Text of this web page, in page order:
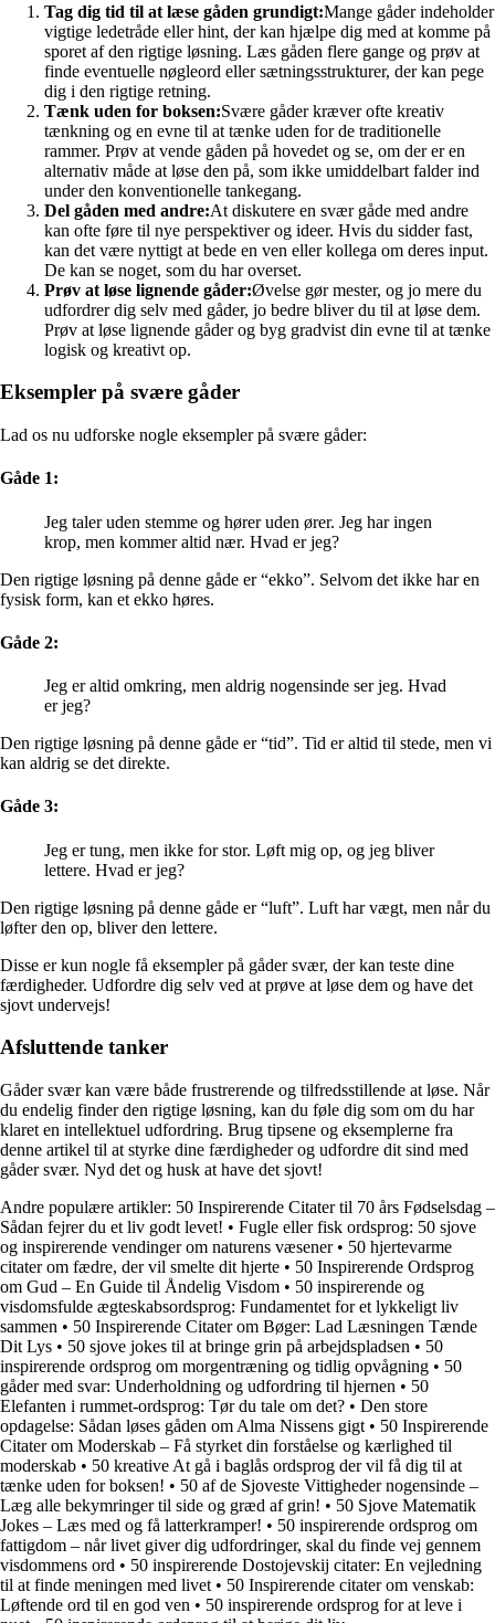
Tag dig tid til at læse gåden grundigt:Mange gåder indeholder
vigtige ledetråde eller hint, der kan hjælpe dig med at komme på
sporet af den rigtige løsning. Læs gåden flere gange og prøv at
finde eventuelle nøgleord eller sætningsstrukturer, der kan pege
dig i den rigtige retning.
Tænk uden for boksen:Svære gåder kræver ofte kreativ
tænkning og en evne til at tænke uden for de traditionelle
rammer. Prøv at vende gåden på hovedet og se, om der er en
alternativ måde at løse den på, som ikke umiddelbart falder ind
under den konventionelle tankegang.
Del gåden med andre:At diskutere en svær gåde med andre
kan ofte føre til nye perspektiver og ideer. Hvis du sidder fast,
kan det være nyttigt at bede en ven eller kollega om deres input.
De kan se noget, som du har overset.
Prøv at løse lignende gåder:Øvelse gør mester, og jo mere du
udfordrer dig selv med gåder, jo bedre bliver du til at løse dem.
Prøv at løse lignende gåder og byg gradvist din evne til at tænke
logisk og kreativt op.
Eksempler på svære gåder
Lad os nu udforske nogle eksempler på svære gåder:
Gåde 1:
Jeg taler uden stemme og hører uden ører. Jeg har ingen
krop, men kommer altid nær. Hvad er jeg?
Den rigtige løsning på denne gåde er “ekko”. Selvom det ikke har en
fysisk form, kan et ekko høres.
Gåde 2:
Jeg er altid omkring, men aldrig nogensinde ser jeg. Hvad
er jeg?
Den rigtige løsning på denne gåde er “tid”. Tid er altid til stede, men vi
kan aldrig se det direkte.
Gåde 3:
Jeg er tung, men ikke for stor. Løft mig op, og jeg bliver
lettere. Hvad er jeg?
Den rigtige løsning på denne gåde er “luft”. Luft har vægt, men når du
løfter den op, bliver den lettere.
Disse er kun nogle få eksempler på gåder svær, der kan teste dine
færdigheder. Udfordre dig selv ved at prøve at løse dem og have det
sjovt undervejs!
Afsluttende tanker
Gåder svær kan være både frustrerende og tilfredsstillende at løse. Når
du endelig finder den rigtige løsning, kan du føle dig som om du har
klaret en intellektuel udfordring. Brug tipsene og eksemplerne fra
denne artikel til at styrke dine færdigheder og udfordre dit sind med
gåder svær. Nyd det og husk at have det sjovt!
Andre populære artikler: 50 Inspirerende Citater til 70 års Fødselsdag –
Sådan fejrer du et liv godt levet! • Fugle eller fisk ordsprog: 50 sjove
og inspirerende vendinger om naturens væsener• 50 hjertevarme
citater om fædre, der vil smelte dit hjerte • 50 Inspirerende Ordsprog
om Gud – En Guide til Åndelig Visdom • 50 inspirerende og
visdomsfulde ægteskabsordsprog: Fundamentet for et lykkeligt liv
sammen • 50 Inspirerende Citater om Bøger: Lad Læsningen Tænde
Dit Lys • 50 sjove jokes til at bringe grin på arbejdspladsen • 50
inspirerende ordsprog om morgentræning og tidlig opvågning • 50
gåder med svar: Underholdning og udfordring til hjernen • 50
Elefanten i rummet-ordsprog: Tør du tale om det? • Den store
opdagelse: Sådan løses gåden om Alma Nissens gigt • 50 Inspirerende
Citater om Moderskab – Få styrket din forståelse og kærlighed til
moderskab • 50 kreative At gå i baglås ordsprog der vil få dig til at
tænke uden for boksen! • 50 af de Sjoveste Vittigheder nogensinde –
Læg alle bekymringer til side og græd af grin! • 50 Sjove Matematik
Jokes – Læs med og få latterkramper! • 50 inspirerende ordsprog om
fattigdom – når livet giver dig udfordringer, skal du finde vej gennem
visdommens ord • 50 inspirerende Dostojevskij citater: En vejledning
til at finde meningen med livet • 50 Inspirerende citater om venskab:
Løftende ord til en god ven • 50 inspirerende ordsprog for at leve i